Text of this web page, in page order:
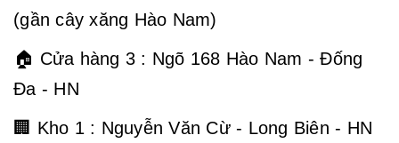
(gần cây xăng Hào Nam)
🏠 Cửa hàng 3 : Ngõ 168 Hào Nam - Đống
Đa - HN
🏢 Kho 1 : Nguyễn Văn Cừ - Long Biên - HN